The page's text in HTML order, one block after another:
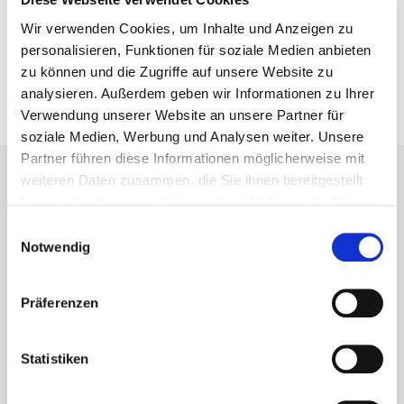
Wir verwenden Cookies, um Inhalte und Anzeigen zu
personalisieren, Funktionen für soziale Medien anbieten
zu können und die Zugriffe auf unsere Website zu
analysieren. Außerdem geben wir Informationen zu Ihrer
Verwendung unserer Website an unsere Partner für
soziale Medien, Werbung und Analysen weiter. Unsere
Partner führen diese Informationen möglicherweise mit
weiteren Daten zusammen, die Sie ihnen bereitgestellt
Notwendig
Präferenzen
Statistiken
Für die Klärung von Honorarfragen sollten Sie nicht
zögern, sich von mir ein kostenloses Angebot
unterbreiten zu lassen.
Rechtsanwalt Stefan Specks
bewerte uns auf
vor 4 Jahren
kompetenter Anwalt. Ich wurde zu einem fairen Preis,
fachlich sehr gut beraten. Auch menschlich